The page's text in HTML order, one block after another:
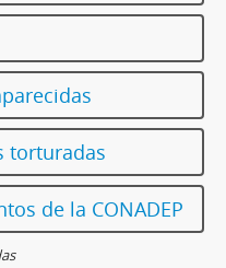
torturadas
de la CONADEP